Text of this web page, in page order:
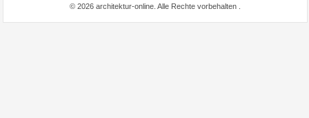
© 2026 architektur-online. Alle Rechte vorbehalten .